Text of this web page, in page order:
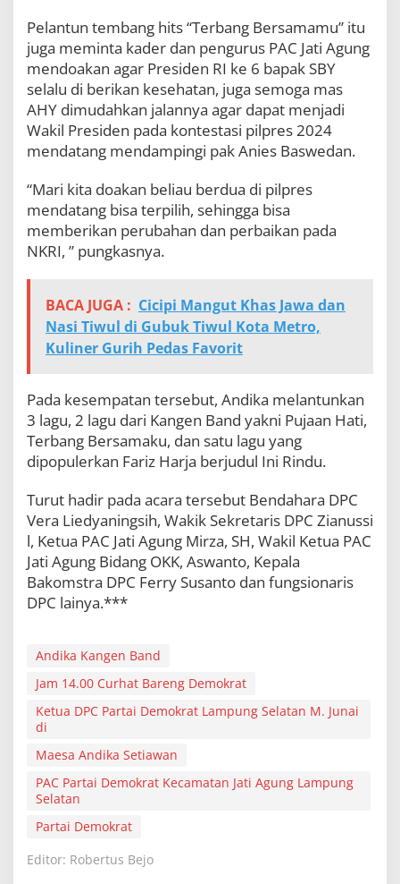
Pelantun tembang hits “Terbang Bersamamu” itu
juga meminta kader dan pengurus PAC Jati Agung
mendoakan agar Presiden RI ke 6 bapak SBY
selalu di berikan kesehatan, juga semoga mas
AHY dimudahkan jalannya agar dapat menjadi
Wakil Presiden pada kontestasi pilpres 2024
mendatang mendampingi pak Anies Baswedan.
“Mari kita doakan beliau berdua di pilpres
mendatang bisa terpilih, sehingga bisa
memberikan perubahan dan perbaikan pada
NKRI, ” pungkasnya.
BACA JUGA : Cicipi Mangut Khas Jawa dan
Nasi Tiwul di Gubuk Tiwul Kota Metro,
Kuliner Gurih Pedas Favorit
Pada kesempatan tersebut, Andika melantunkan
3 lagu, 2 lagu dari Kangen Band yakni Pujaan Hati,
Terbang Bersamaku, dan satu lagu yang
dipopulerkan Fariz Harja berjudul Ini Rindu.
Turut hadir pada acara tersebut Bendahara DPC
Vera Liedyaningsih, Wakik Sekretaris DPC Zianussi
l, Ketua PAC Jati Agung Mirza, SH, Wakil Ketua PAC
Jati Agung Bidang OKK, Aswanto, Kepala
Bakomstra DPC Ferry Susanto dan fungsionaris
DPC lainya.***
Andika Kangen Band
Jam 14.00 Curhat Bareng Demokrat
Ketua DPC Partai Demokrat Lampung Selatan M. Junai
di
Maesa Andika Setiawan
PAC Partai Demokrat Kecamatan Jati Agung Lampung
Selatan
Partai Demokrat
Editor: Robertus Bejo